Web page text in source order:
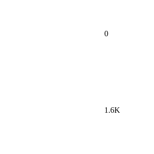
0
1.6K